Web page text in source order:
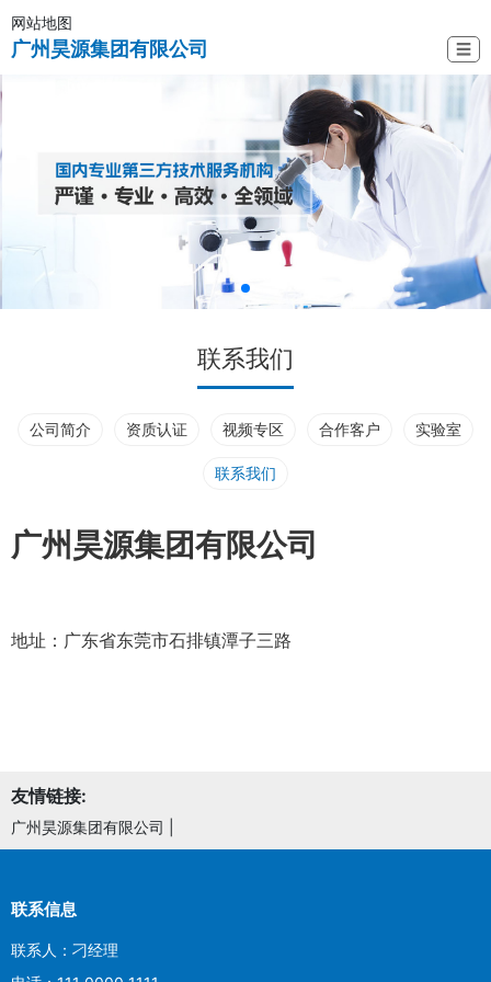
网站地图
广州昊源集团有限公司 ☰
联系我们
公司简介 资质认证 视频专区 合作客户 实验室
联系我们
广州昊源集团有限公司
地址：广东省东莞市石排镇潭子三路
友情链接:
广州昊源集团有限公司
联系信息
联系人：刁经理